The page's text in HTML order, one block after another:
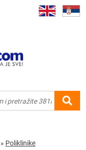
» Poliklinike